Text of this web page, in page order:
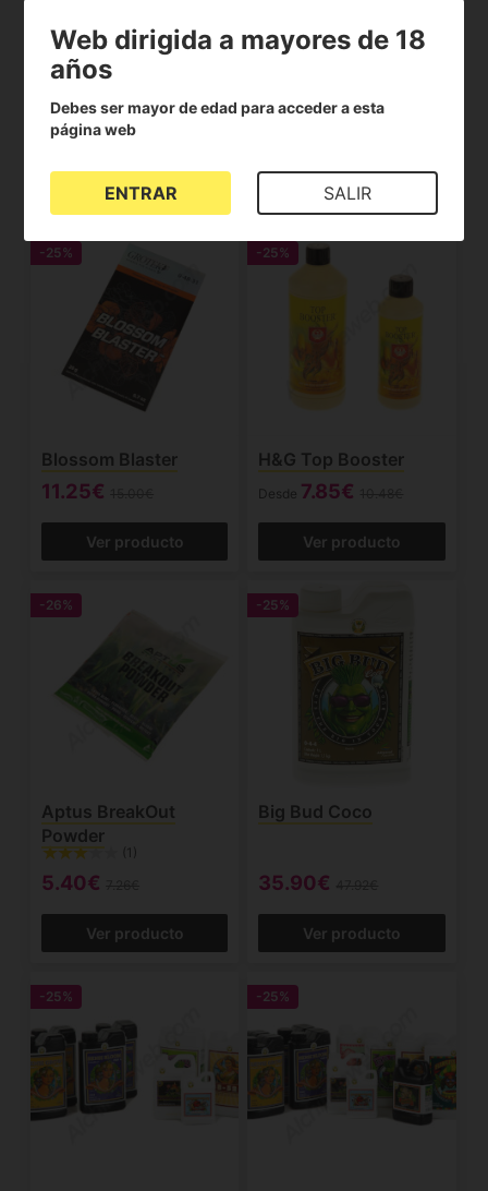
Rokzbastic
(2)
Desde16.25€
Ver producto
(1)
Ver producto
-25%
Blossom Blaster
11.25€
Ver producto
-25%
H&G Top Booster
Desde 7.85€
Ver producto
-26%
Aptus BreakOut
Powder
(1)
5.40€
Ver producto
-25%
Big Bud Coco
35.90€
Ver producto
-25% -25%
Web dirigida a mayores de 18
años
Debes ser mayor de edad para acceder a esta
página web
ENTRAR SALIR